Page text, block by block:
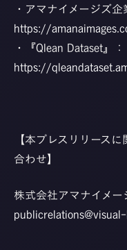
・アマナイメージズ
https://
・『Qlean Dataset』：
https://
【本プレスリリース
合わせ】
株式会社アマナイメ